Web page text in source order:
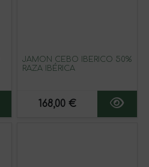
JAMÓN CEBO IBÉRICO 50%
RAZA IBÉRICA
168,00 €